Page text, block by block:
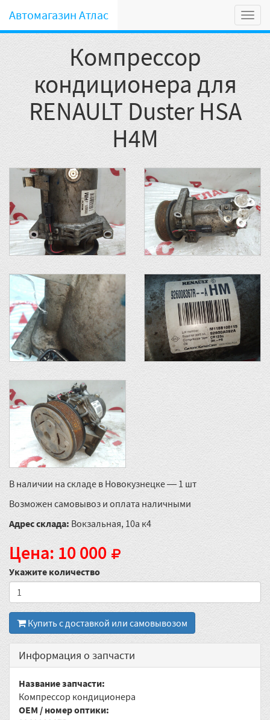
Автомагазин Атлас
Компрессор
кондиционера для
RENAULT Duster HSA
H4M
В наличии на складе в Новокузнецке — 1 шт
Возможен самовывоз и оплата наличными
Адрес склада: Вокзальная, 10а к4
Цена: 10 000
Укажите количество
Купить с доставкой или самовывозом
Информация о запчасти
Название запчасти:
Компрессор кондиционера
OEM / номер оптики: